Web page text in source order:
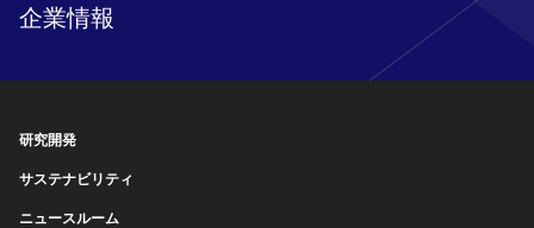
企業情報
研究開発
サステナビリティ
ニュースルーム